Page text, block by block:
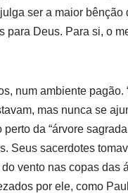
ser a maior
Deus. Para si, o
num ambiente
mas nunca se
da “árvore sagrada
Seus sacerdotes
vento nas copas das
por ele, como